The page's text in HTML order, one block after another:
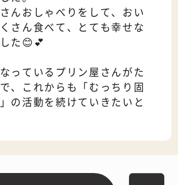
んおしゃべりをして、おい
さん食べて、とても幸せな
た😊💕
っているプリン屋さんがた
、これからも「むっちり固
の活動を続けていきたいと